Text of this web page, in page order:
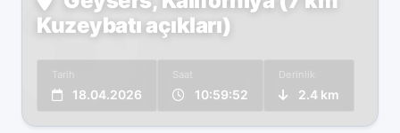
Kuzeybatı açıkları)
Tarih
18.04.2026
Saat
10:59:52
Derinlik
2.4 km